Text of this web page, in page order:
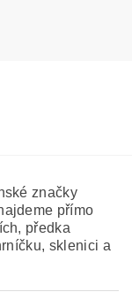
značky
přímo
předka
sklenici a